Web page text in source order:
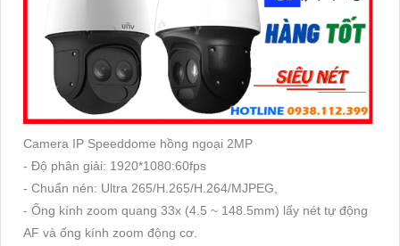
Camera IP Speeddome hồng ngoại 2MP
- Độ phân giải: 1920*1080:60fps
- Chuẩn nén: Ultra 265/H.265/H.264/MJPEG,
- Ống kính zoom quang 33x (4.5 ~ 148.5mm) lấy nét tự động
AF và ống kính zoom động cơ.